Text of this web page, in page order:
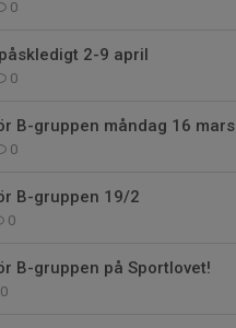
0
2-9 april
0
B-gruppen måndag 16 mars
0
B-gruppen 19/2
0
B-gruppen på Sportlovet!
0